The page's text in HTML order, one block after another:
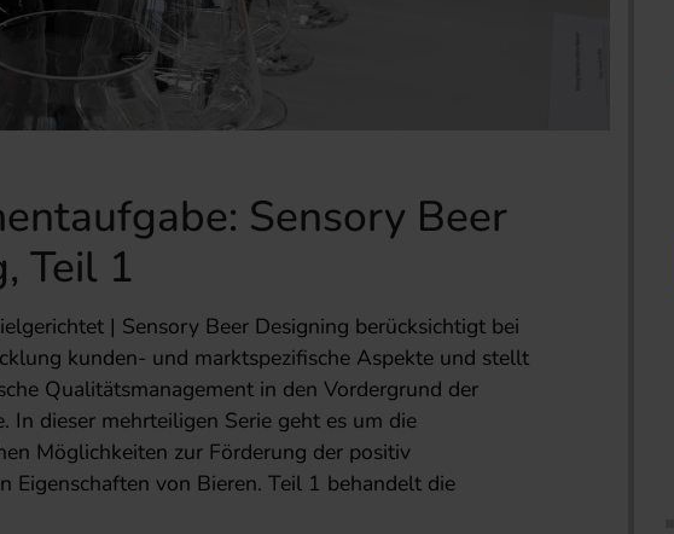
Sensory Beer
Teil 1
| Sensory Beer Designing berücksichtigt bei
kunden- und marktspezifische Aspekte und stellt
Qualitätsmanagement in den Vordergrund der
In dieser mehrteiligen Serie geht es um die
Möglichkeiten zur Förderung der positiv
Eigenschaften von Bieren. Teil 1 behandelt die